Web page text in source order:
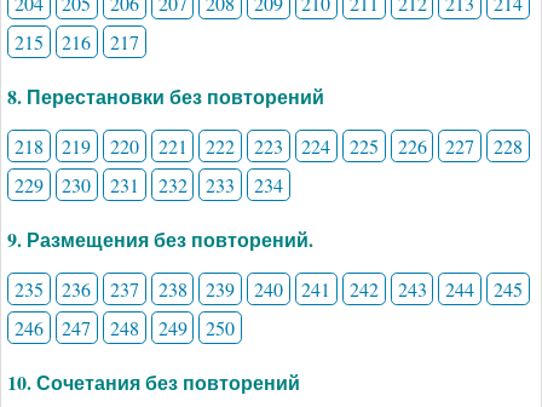
215
216 217
8. Перестановки без повторений
218 219 220 221 222 223 224 225 226 227
228
229
230 231 232 233 234
9. Размещения без повторений.
235 236 237 238 239 240 241 242 243 244
245
246
247 248 249 250
10. Сочетания без повторений